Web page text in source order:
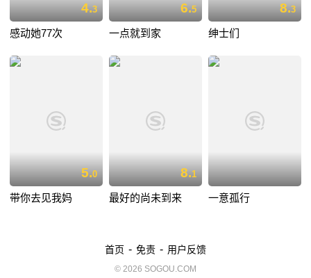
4.3
感动她77次
6.5
一点就到家
8.3
绅士们
5.0
带你去见我妈
8.1
最好的尚未到来 一意孤行
首页 - 免责 - 用户反馈
© 2026 SOGOU.COM